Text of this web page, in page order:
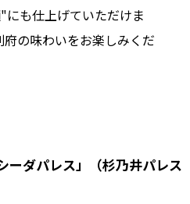
も仕上げていただけま
の味わいをお楽しみくだ
ーダパレス」（杉乃井パレス